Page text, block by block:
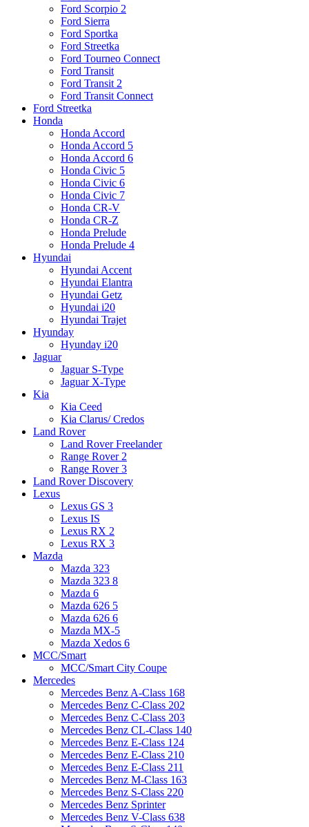
Ford Scorpio 2
Ford Sierra
Ford Sportka
Ford Streetka
Ford Tourneo Connect
Ford Transit
Ford Transit 2
Ford Transit Connect
Ford Streetka
Honda
Honda Accord
Honda Accord 5
Honda Accord 6
Honda Civic 5
Honda Civic 6
Honda Civic 7
Honda CR-V
Honda CR-Z
Honda Prelude
Honda Prelude 4
Hyundai
Hyundai Accent
Hyundai Elantra
Hyundai Getz
Hyundai i20
Hyundai Trajet
Hyunday
Hyunday i20
Jaguar
Jaguar S-Type
Jaguar X-Type
Kia
Kia Ceed
Kia Clarus/ Credos
Land Rover
Land Rover Freelander
Range Rover 2
Range Rover 3
Land Rover Discovery
Lexus
Lexus GS 3
Lexus IS
Lexus RX 2
Lexus RX 3
Mazda
Mazda 323
Mazda 323 8
Mazda 6
Mazda 626 5
Mazda 626 6
Mazda MX-5
Mazda Xedos 6
MCC/Smart
MCC/Smart City Coupe
Mercedes
Mercedes Benz A-Class 168
Mercedes Benz C-Class 202
Mercedes Benz C-Class 203
Mercedes Benz CL-Class 140
Mercedes Benz E-Class 124
Mercedes Benz E-Class 210
Mercedes Benz E-Class 211
Mercedes Benz M-Class 163
Mercedes Benz S-Class 220
Mercedes Benz Sprinter
Mercedes Benz V-Class 638